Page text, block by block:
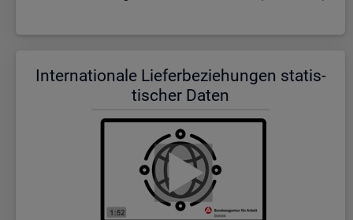
In­ter­na­tio­na­le Lie­fer­be­zie­hun­gen sta­tis­
ti­scher Daten